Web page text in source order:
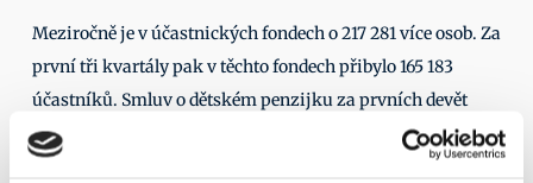
Meziročně je v účastnických fondech o 217 281 více osob. Za
první tři kvartály pak v těchto fondech přibylo 165 183
účastníků. Smluv o dětském penzijku za prvních devět
měsíců tohoto roku přibylo 13 146. Více na našich